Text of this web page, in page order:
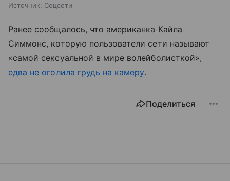
Источник: Соцсети
Ранее сообщалось, что американка Кайла
Симмонс, которую пользователи сети называют
«самой сексуальной в мире волейболисткой»,
едва не оголила грудь на камеру.
Поделиться